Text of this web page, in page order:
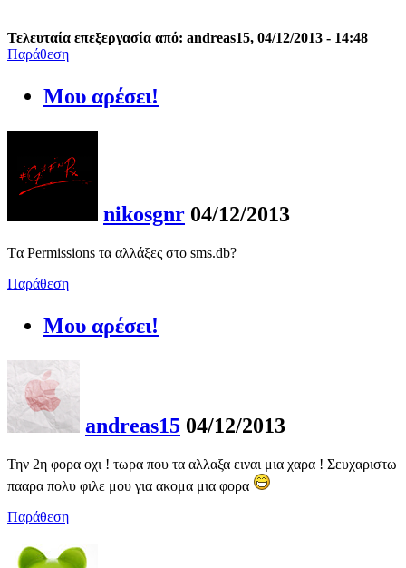
Τελευταία επεξεργασία από: andreas15, 04/12/2013 - 14:48
Παράθεση
Μου αρέσει!
nikosgnr 04/12/2013
Tα Permissions τα αλλάξες στο sms.db?
Παράθεση
Μου αρέσει!
andreas15 04/12/2013
Την 2η φορα οχι ! τωρα που τα αλλαξα ειναι μια χαρα ! Σευχαριστω
πααρα πολυ φιλε μου για ακομα μια φορα
Παράθεση